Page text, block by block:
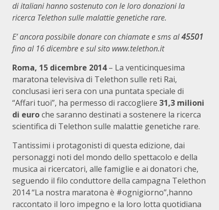
di italiani hanno sostenuto con le loro donazioni la
ricerca Telethon sulle malattie genetiche rare.
E’ ancora possibile donare con chiamate e sms al45501
fino al 16 dicembre e sul sito www.telethon.it
Roma, 15 dicembre 2014– La venticinquesima
maratona televisiva di Telethon sulle reti Rai,
conclusasi ieri sera con una puntata speciale di
“Affari tuoi”, ha permesso di raccogliere 31,3 milioni
di euroche saranno destinati a sostenere la ricerca
scientifica di Telethon sulle malattie genetiche rare.
Tantissimi i protagonisti di questa edizione, dai
personaggi noti del mondo dello spettacolo e della
musica ai ricercatori, alle famiglie e ai donatori che,
seguendo il filo conduttore della campagna Telethon
2014 “La nostra maratona è #ognigiorno”,hanno
raccontato il loro impegno e la loro lotta quotidiana